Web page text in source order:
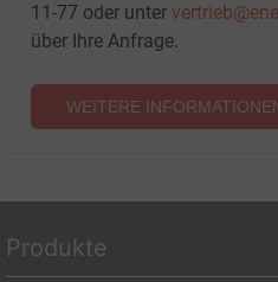
11-77 oder unter
über Ihre Anfrage.
WEITERE
Produkte